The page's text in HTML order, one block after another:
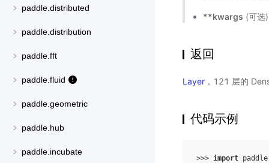
paddle.distributed
paddle.distribution
paddle.fft
paddle.fluid
paddle.geometric
paddle.hub
paddle.incubate
**kwargs (可选
返回
Layer ，121 层的
代码示例
>>> import paddle